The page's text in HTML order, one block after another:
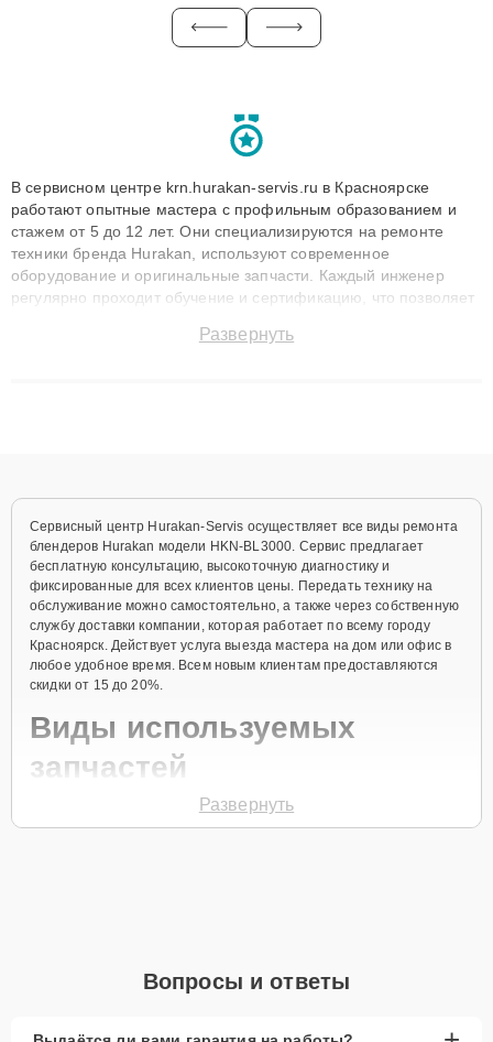
В сервисном центре krn.hurakan-servis.ru в Красноярске
работают опытные мастера с профильным образованием и
стажем от 5 до 12 лет. Они специализируются на ремонте
техники бренда Hurakan, используют современное
оборудование и оригинальные запчасти. Каждый инженер
регулярно проходит обучение и сертификацию, что позволяет
технику с сохранением гарантии до 3 лет. Наши мастера
Развернуть
Сервисный центр Hurakan-Servis осуществляет все виды ремонта
блендеров Hurakan модели HKN‑BL3000. Сервис предлагает
бесплатную консультацию, высокоточную диагностику и
фиксированные для всех клиентов цены. Передать технику на
обслуживание можно самостоятельно, а также через собственную
службу доставки компании, которая работает по всему городу
Красноярск. Действует услуга выезда мастера на дом или офис в
любое удобное время. Всем новым клиентам предоставляются
скидки от 15 до 20%.
Виды используемых
запчастей
Для ремонта блендера модели HKN‑BL3000 предлагаются как
активное использование устройства дольше
запчастей.
Развернуть
Вопросы и ответы